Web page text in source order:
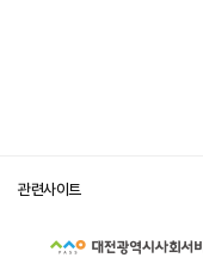
관련사이트